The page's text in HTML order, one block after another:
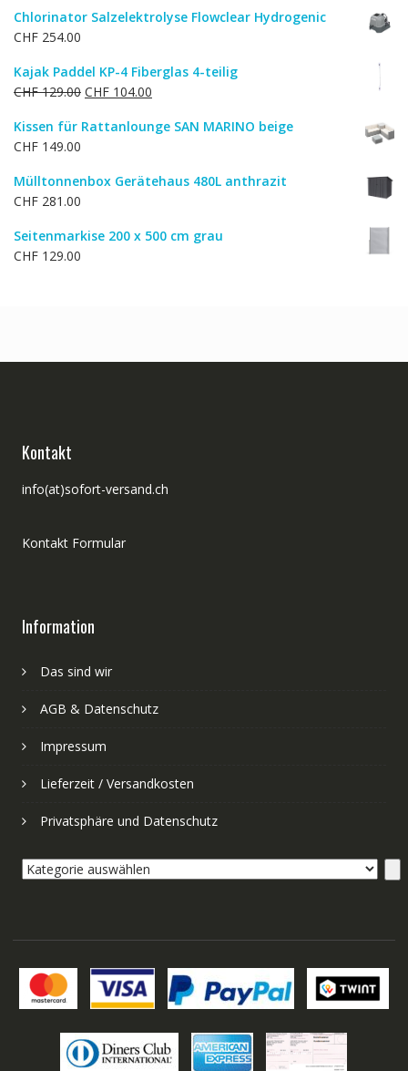
Chlorinator Salzelektrolyse Flowclear Hydrogenic
CHF 254.00
Kajak Paddel KP-4 Fiberglas 4-teilig
CHF129.00 Ursprünglicher
war:
CHF 104.00
ist:
Kissen für Rattanlounge SAN MARINO beige
CHF 149.00
Mülltonnenbox Gerätehaus 480L anthrazit
CHF 281.00
Seitenmarkise 200 x 500 cm grau
CHF 129.00
Kontakt
info(at)sofort-versand.ch
Kontakt Formular
Information
Das sind wir
AGB & Datenschutz
Impressum
Lieferzeit / Versandkosten
Privatsphäre und Datenschutz
Kategorie